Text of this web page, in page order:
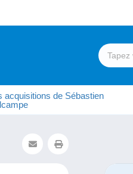
acquisitions de Sébastien